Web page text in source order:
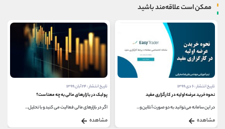
ممکن است علاقه‌مند باشید
تاریخ انتشار : ۶ دی ۱۳۹۹
نحوه خرید عرضه اولیه در کارگزاری مفید
در این سامانه می‌توانید به دو صورت آنلاین و...
مشاهده
تاریخ انتشار : ۲۴ آبان ۱۳۹۹
پولبک در بازارهای مالی به چه معناست؟
اگر در بازارهای مالی فعالیت می کنید و با تحلیل...
مشاهده